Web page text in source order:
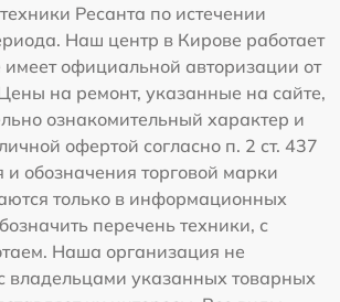
Ресанта по истечении
Наш центр в Кирове работает
официальной авторизации от
на ремонт, указанные на сайте,
ознакомительный характер и
офертой согласно п. 2 ст. 437
обозначения торговой марки
только в информационных
перечень техники, с
Наша организация не
указанных товарных